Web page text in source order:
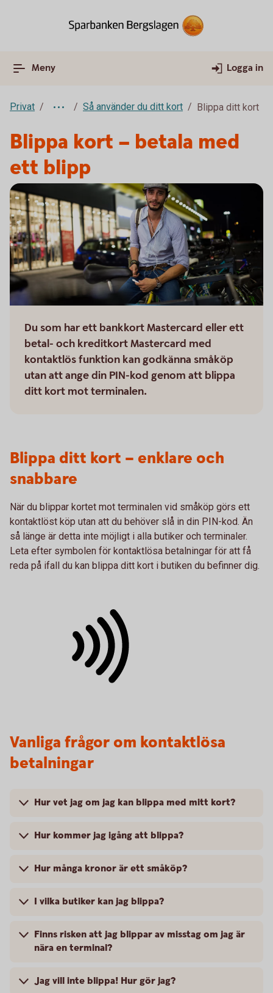
Meny Logga in
Privat Så använder du ditt kort Blippa ditt kort
Blippa kort – betala med
ett blipp
Du som har ett bankkort Mastercard eller ett
betal- och kreditkort Mastercard med
kontaktlös funktion kan godkänna småköp
utan att ange din PIN-kod genom att blippa
ditt kort mot terminalen.
Blippa ditt kort – enklare och
snabbare
När du blippar kortet mot terminalen vid småköp görs ett
kontaktlöst köp utan att du behöver slå in din PIN-kod. Än
så länge är detta inte möjligt i alla butiker och terminaler.
Leta efter symbolen för kontaktlösa betalningar för att få
reda på ifall du kan blippa ditt kort i butiken du befinner dig.
Vanliga frågor om kontaktlösa
betalningar
Hur vet jag om jag kan blippa med mitt kort?
Hur kommer jag igång att blippa?
Hur många kronor är ett småköp?
I vilka butiker kan jag blippa?
Finns risken att jag blippar av misstag om jag är
nära en terminal?
Jag vill inte blippa! Hur gör jag?